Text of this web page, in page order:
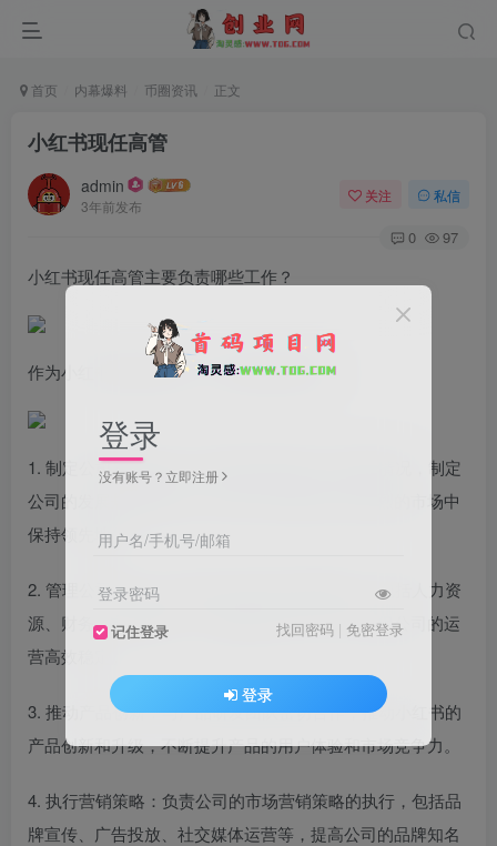
首页 内幕爆料 币圈资讯 正文
小红书现任高管
admin
3年前发布
关注 私信
0 97
小红书现任高管主要负责哪些工作？
作为小红书的现任高管，其主要职责包括：
1. 制定公司发展策略：根据市场需求和公司内部情况，制定
公司的发展规划和战略，确保公司能够在竞争激烈的市场中
保持领先地位。
2. 管理公司运营：负责公司的日常运营和管理，包括人力资
源、财务、市场营销、产品研发等各个方面，确保公司的运
营高效稳定。
3. 推动产品创新：与产品研发团队密切合作，推动小红书的
产品创新和升级，不断提升产品的用户体验和市场竞争力。
4. 执行营销策略：负责公司的市场营销策略的执行，包括品
牌宣传、广告投放、社交媒体运营等，提高公司的品牌知名
登录
没有账号？立即注册
用户名/手机号/邮箱
登录密码
记住登录 找回密码 | 免密登录
登录